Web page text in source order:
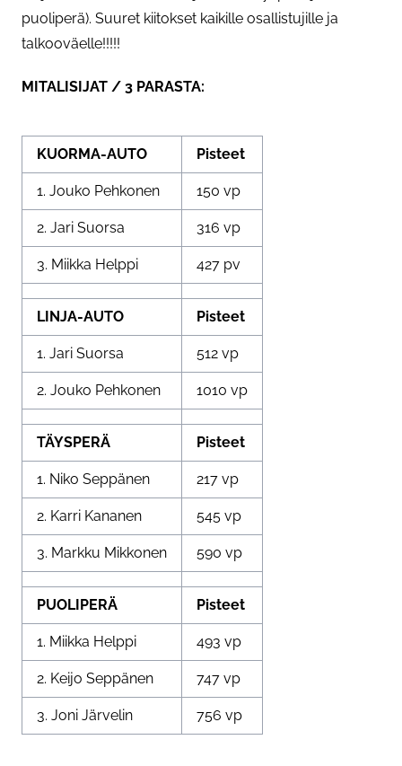
puoliperä). Suuret kiitokset kaikille osallistujille ja
talkooväelle!!!!!
MITALISIJAT / 3 PARASTA:
KUORMA-AUTO Pisteet
1. Jouko Pehkonen 150 vp
2. Jari Suorsa 316 vp
3. Miikka Helppi 427 pv
LINJA-AUTO Pisteet
1. Jari Suorsa 512 vp
2. Jouko Pehkonen 1010 vp
TÄYSPERÄ Pisteet
1. Niko Seppänen 217 vp
2. Karri Kananen 545 vp
3. Markku Mikkonen 590 vp
PUOLIPERÄ Pisteet
1. Miikka Helppi 493 vp
2. Keijo Seppänen 747 vp
3. Joni Järvelin 756 vp